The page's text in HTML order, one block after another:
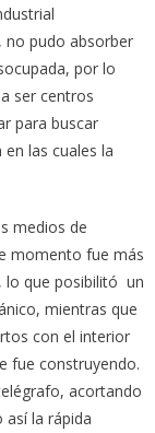
no pudo absorber
por lo
ser centros
para buscar
las cuales la
medios de
momento fue más
lo que posibilitó un
mientras que
con el interior
fue construyendo.
acortando
la rápida